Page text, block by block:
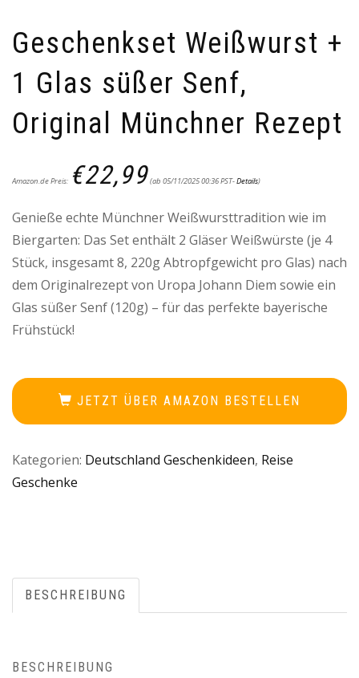
Geschenkset Weißwurst +
1 Glas süßer Senf,
Original Münchner Rezept
Amazon.de Preis: €22,99(ab 05/11/2025 00:36 PST-Details)
Genieße echte Münchner Weißwursttradition wie im
Biergarten: Das Set enthält 2 Gläser Weißwürste (je 4
Stück, insgesamt 8, 220g Abtropfgewicht pro Glas) nach
dem Originalrezept von Uropa Johann Diem sowie ein
Glas süßer Senf (120g) – für das perfekte bayerische
Frühstück!
JETZT ÜBER AMAZON BESTELLEN
Kategorien: Deutschland Geschenkideen, Reise
Geschenke
BESCHREIBUNG
BESCHREIBUNG